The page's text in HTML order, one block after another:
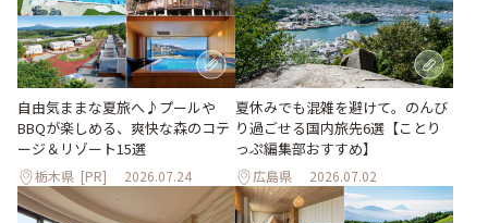
自由気ままな夏旅へ♪プールや
BBQが楽しめる、爽快な森のコテ
ージ＆リゾート15選
栃木県 [PR] 2026.07.24
夏休みでも混雑を避けて。のんび
り過ごせる国内旅先6選【ことり
っぷ編集部おすすめ】
広島県 2026.07.02